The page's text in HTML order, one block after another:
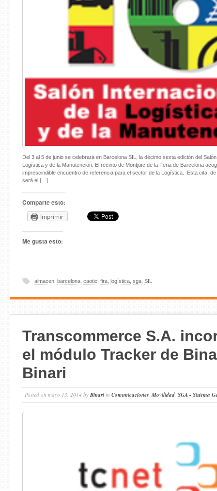
Del 3 al 5 de junio se celebrará en Barcelona SIL, la décimo sexta edición del
Logística y de la Manutención. El recinto de Montjuïc de la Feria de Barcelona
imprescindible encuentro de referencia para el sector de la Logística. Esta cita,
será el […]
Comparte esto:
Imprimir
Me gusta esto:
almacen barcelona caotic fira logística sga SIL
Transcommerce S.A.
el módulo Tracker de
Binari
Posted on mayo 13, 2014 by Binariin Comunicaciones, Movilidad, SGA - Sistema